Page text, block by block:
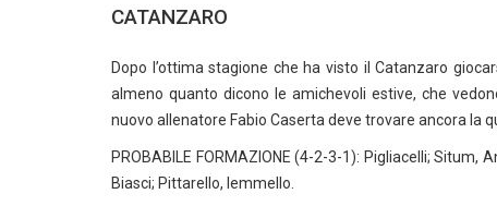
CATANZARO
Dopo l’ottima stagione che ha visto il Catanzaro
almeno quanto dicono le amichevoli estive, che
nuovo allenatore Fabio Caserta deve trovare ancora la
PROBABILE FORMAZIONE (4-2-3-1): Pigliacelli;
Biasci; Pittarello, Iemmello.